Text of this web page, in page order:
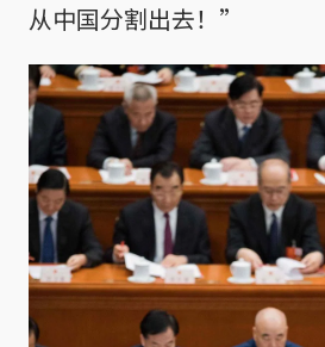
从中国分割出去！”